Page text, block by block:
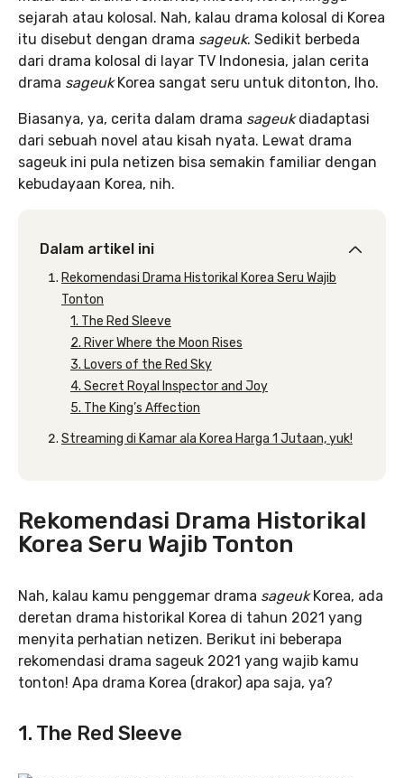
sejarah atau kolosal. Nah, kalau drama kolosal di Korea
itu disebut dengan drama sageuk. Sedikit berbeda
dari drama kolosal di layar TV Indonesia, jalan cerita
drama sageukKorea sangat seru untuk ditonton, lho.
Biasanya, ya, cerita dalam drama sageukdiadaptasi
dari sebuah novel atau kisah nyata. Lewat drama
sageuk ini pula netizen bisa semakin familiar dengan
kebudayaan Korea, nih.
Dalam artikel ini
Rekomendasi Drama Historikal Korea Seru Wajib
Tonton
1. The Red Sleeve
2. River Where the Moon Rises
3. Lovers of the Red Sky
4. Secret Royal Inspector and Joy
5. The King’s Affection
Streaming di Kamar ala Korea Harga 1 Jutaan, yuk!
Rekomendasi Drama Historikal
Korea Seru Wajib Tonton
Nah, kalau kamu penggemar drama sageukKorea, ada
deretan drama historikal Korea di tahun 2021 yang
menyita perhatian netizen. Berikut ini beberapa
rekomendasi drama sageuk 2021 yang wajib kamu
tonton! Apa drama Korea (drakor) apa saja, ya?
1. The Red Sleeve